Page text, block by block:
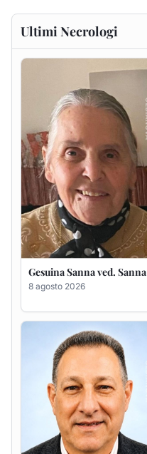
Gesuina Sanna ved. Sanna
Massimo Ricciu
6 agosto 2026